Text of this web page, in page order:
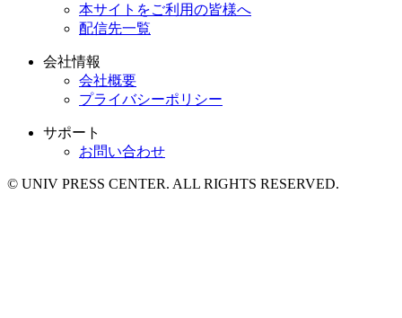
本サイトをご利用の皆様へ
配信先一覧
会社情報
会社概要
プライバシーポリシー
サポート
お問い合わせ
© UNIV PRESS CENTER. ALL RIGHTS RESERVED.